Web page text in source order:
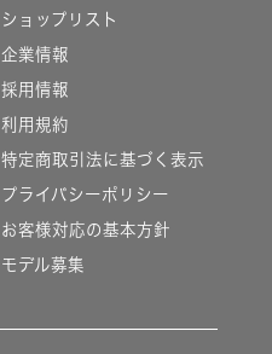
ショップリスト
企業情報
採用情報
利用規約
特定商取引法に基づく表示
プライバシーポリシー
お客様対応の基本方針
モデル募集